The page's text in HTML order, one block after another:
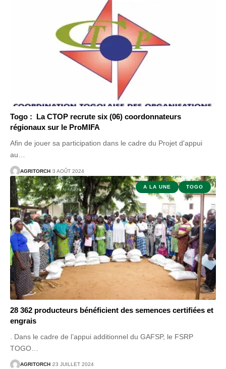
Togo : La CTOP recrute six (06) coordonnateurs
régionaux sur le ProMIFA
Afin de jouer sa participation dans le cadre du Projet d'appui
au
AGRITORCH 3 AOÛT 2024
A LA UNE TOGO
28 362 producteurs bénéficient des semences certifiées et
engrais
. Dans le cadre de l’appui additionnel du GAFSP, le FSRP
TOGO
AGRITORCH 23 JUILLET 2024